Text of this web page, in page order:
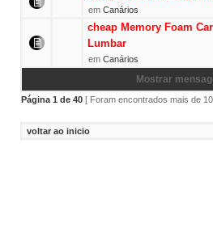
em Canários
cheap Memory Foam Car
Lumbar
em Canários
Mostrar
Página 1 de 40 [ Foram encontrados mais de
voltar ao inicio